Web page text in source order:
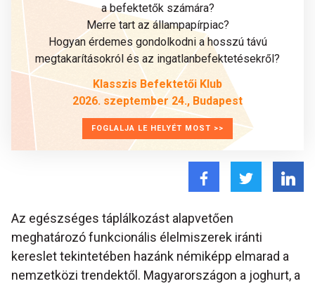
a befektetők számára?
Merre tart az állampapírpiac?
Hogyan érdemes gondolkodni a hosszú távú
megtakarításokról és az ingatlanbefektetésekről?
Klasszis Befektetői Klub
2026. szeptember 24., Budapest
FOGLALJA LE HELYÉT MOST >>
Az egészséges táplálkozást alapvetően
meghatározó funkcionális élelmiszerek iránti
kereslet tekintetében hazánk némiképp elmarad a
nemzetközi trendektől. Magyarországon a joghurt, a